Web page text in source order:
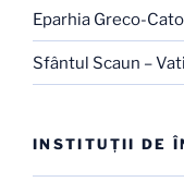
Eparhia Greco-
Sfântul Scaun –
INSTITUŢII DE